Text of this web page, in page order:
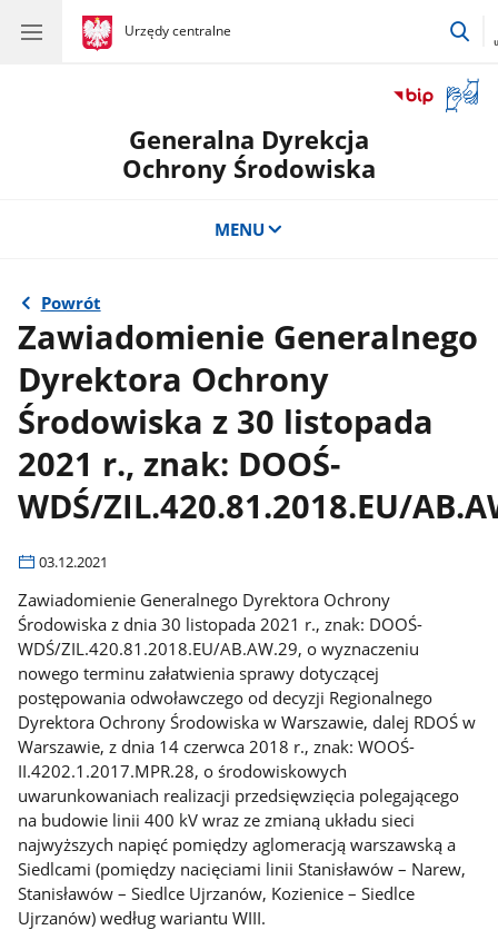
gov.pl
Urzędy centralne
gov.pl
Urzędy
okno
Generalna Dyrekcja
Ochrony Środowiska
MENU
Powrót
Zawiadomienie Generalnego
Dyrektora Ochrony
Środowiska z 30 listopada
2021 r., znak: DOOŚ-
WDŚ/ZIL.420.81.2018.EU/
03.12.2021
Zawiadomienie Generalnego Dyrektora Ochrony
Środowiska z dnia 30 listopada 2021 r., znak: DOOŚ-
WDŚ/ZIL.420.81.2018.EU/AB.AW.29, o wyznaczeniu
nowego terminu załatwienia sprawy dotyczącej
postępowania odwoławczego od decyzji Regionalnego
Dyrektora Ochrony Środowiska w Warszawie, dalej RDOŚ w
Warszawie, z dnia 14 czerwca 2018 r., znak: WOOŚ-
II.4202.1.2017.MPR.28, o środowiskowych
uwarunkowaniach realizacji przedsięwzięcia polegającego
na budowie linii 400 kV wraz ze zmianą układu sieci
najwyższych napięć pomiędzy aglomeracją warszawską a
Siedlcami (pomiędzy nacięciami linii Stanisławów – Narew,
Stanisławów – Siedlce Ujrzanów, Kozienice – Siedlce
Ujrzanów) według wariantu WIII.